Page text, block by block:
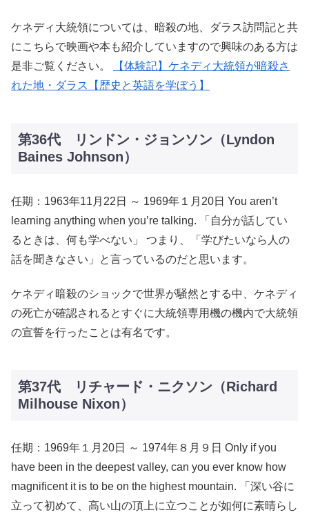
ケネディ大統領については、暗殺の地、ダラス訪問記と共
にこちらで映画や本も紹介していますので興味のある方は
是非ご覧ください。
【体験記】ケネディ大統領が暗殺さ
れた地・ダラス【歴史と英語を学ぼう】
第36代 リンドン・ジョンソン（Lyndon
Baines Johnson）
任期：1963年11月22日 ～ 1969年１月20日 You aren’t
learning anything when you’re talking. 「自分が話してい
るときは、何も学べない」 つまり、「学びたいなら人の
話を聞きなさい」と言っているのだと思います。
ケネディ暗殺のショックで世界が騒然とする中、ケネディ
の死亡が確認されるとすぐに大統領専用機の機内で大統領
の宣誓を行ったことは有名です。
第37代 リチャード・ニクソン（Richard
Milhouse Nixon）
任期：1969年１月20日 ～ 1974年８月９日 Only if you
have been in the deepest valley, can you ever know how
magnificent it is to be on the highest mountain. 「深い谷に
立って初めて、高い山の頂上に立つことが如何に素晴らし